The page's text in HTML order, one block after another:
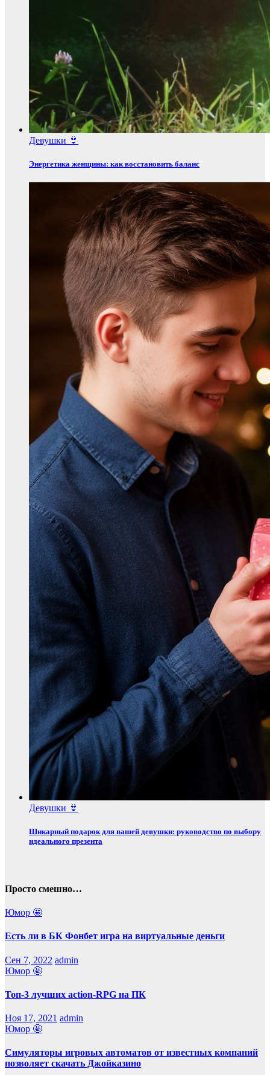
Девушки 👙
Энергетика женщины: как восстановить баланс
Девушки 👙
Шикарный подарок для вашей девушки: руководство по выбору
идеального презента
Просто смешно…
Юмор 🤩
Есть ли в БК Фонбет игра на виртуальные деньги
Сен 7, 2022 admin
Юмор 🤩
Топ-3 лучших action-RPG на ПК
Ноя 17, 2021 admin
Юмор 🤩
Симуляторы игровых автоматов от известных компаний
позволяет скачать Джойказино